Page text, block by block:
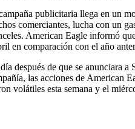
publicitaria llega en un
comerciantes, lucha con un
American Eagle informó
en comparación con el año
después de que se anunciara a
las acciones de American
volátiles esta semana y el